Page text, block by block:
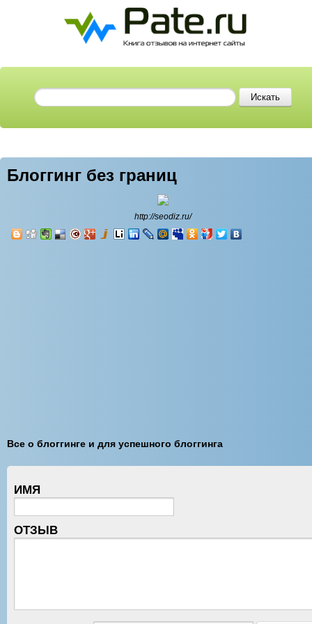
Блоггинг без границ
http://seodiz.ru/
Все о блоггинге и для успешного блоггинга
ИМЯ
ОТЗЫВ